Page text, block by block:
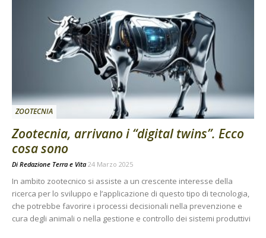
ZOOTECNIA
Zootecnia, arrivano i “digital twins”. Ecco
cosa sono
Di Redazione Terra e Vita 24 Marzo 2025
In ambito zootecnico si assiste a un crescente interesse della
ricerca per lo sviluppo e l’applicazione di questo tipo di tecnologia,
che potrebbe favorire i processi decisionali nella prevenzione e
cura degli animali o nella gestione e controllo dei sistemi produttivi